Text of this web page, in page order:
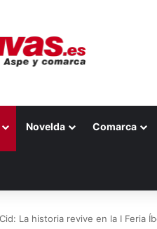
Novelda Comarca
La historia revive en la I Feria